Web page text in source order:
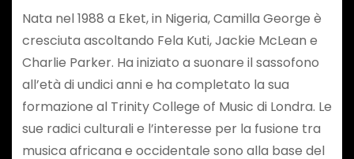
Nata nel 1988 a Eket, in Nigeria, Camilla George è
cresciuta ascoltando Fela Kuti, Jackie McLean e
Charlie Parker. Ha iniziato a suonare il sassofono
all’età di undici anni e ha completato la sua
formazione al Trinity College of Music di Londra. Le
sue radici culturali e l’interesse per la fusione tra
musica africana e occidentale sono alla base del